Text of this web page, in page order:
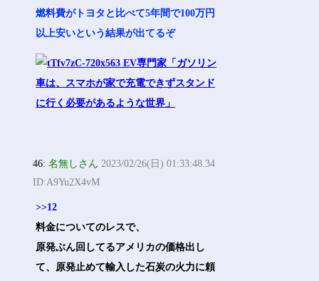
燃料費がトヨタと比べて5年間で100万円
以上安いという結果が出てるぞ
46:名無しさん 2023/02/26(日) 01:33:48.34
ID:A9Yu2X4vM
>>12
料金についてのレスで、
原発ぶん回してるアメリカの価格出し
て、原発止めて輸入した石炭の火力に頼